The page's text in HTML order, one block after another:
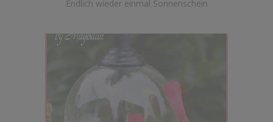
Endlich wieder einmal Sonnenschein